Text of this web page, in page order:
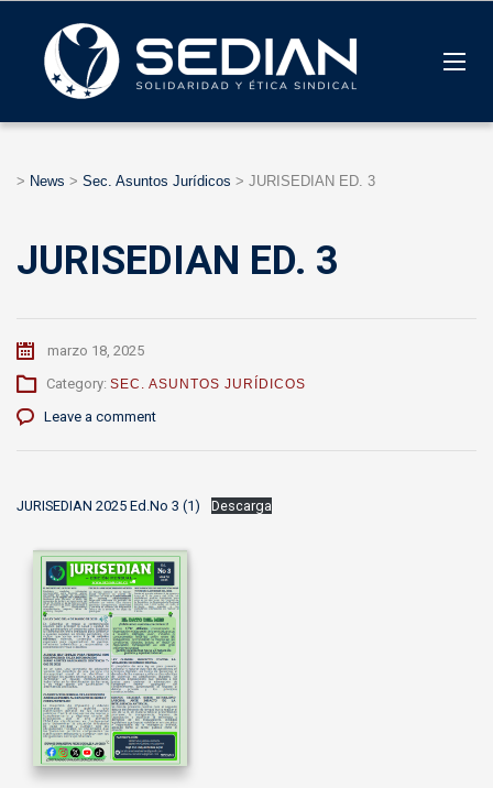
> News > Sec. Asuntos Jurídicos > JURISEDIAN ED. 3
JURISEDIAN ED. 3
marzo 18, 2025
Category: SEC. ASUNTOS JURÍDICOS
Leave a comment
JURISEDIAN 2025 Ed.No 3 (1) Descarga